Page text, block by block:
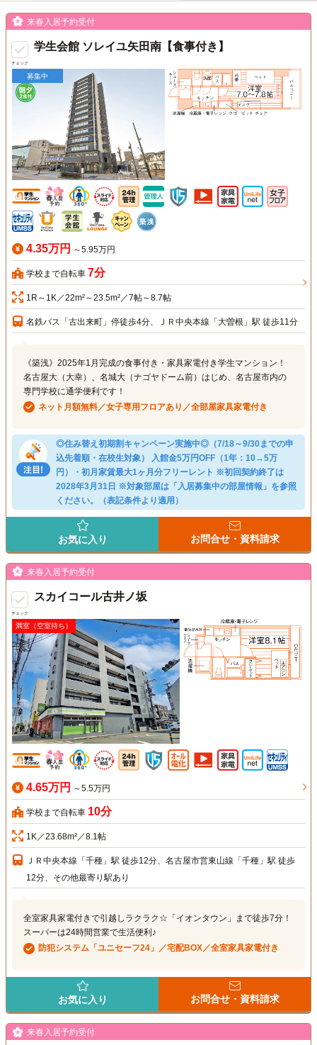
チェック
来春入居予約受付
学生会館 ソレイユ矢田南【食事付き】
募集中
4.35万円 ～5.95万円
学校まで自転車 7分
1R～1K／22m²～23.5m²／7帖～8.7帖
名鉄バス「古出来町」停徒歩4分、ＪＲ中央本線「大曽根」駅 徒歩11分
《築浅》2025年1月完成の食事付き・家具家電付き学生マンション！
名古屋大（大幸）、名城大（ナゴヤドーム前）はじめ、名古屋市内の
専門学校に通学便利です！
ネット月額無料／女子専用フロアあり／全部屋家具家電付き
◎住み替え初期割キャンペーン実施中◎（7/18～9/30までの申
込先着順・在校生対象） 入館金5万円OFF（1年：10→5万
円）・初月家賃最大1ヶ月分フリーレント ※初回契約終了は
2028年3月31日 ※対象部屋は「入居募集中の部屋情報」を参照
ください。（表記条件より適用）
お気に入り お問合せ・資料請求
チェック
来春入居予約受付
スカイコール古井ノ坂
満室（空室待ち）
4.65万円 ～5.5万円
学校まで自転車 10分
1K／23.68m²／8.1帖
ＪＲ中央本線「千種」駅 徒歩12分、名古屋市営東山線「千種」駅 徒歩
12分、その他最寄り駅あり
全室家具家電付きで引越しラクラク☆「イオンタウン」まで徒歩7分！
スーパーは24時間営業で生活便利♪
防犯システム「ユニセーフ24」／宅配BOX／全室家具家電付き
お気に入り お問合せ・資料請求
来春入居予約受付